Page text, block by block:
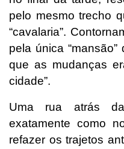
pelo mesmo trecho
“cavalaria”.
pela única
que as mudanças
cidade”.
Uma rua atrás
exatamente como
refazer os trajetos